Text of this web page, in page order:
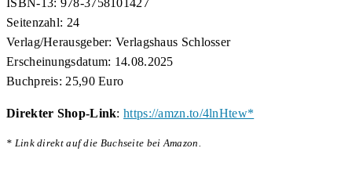
ISBN-13: 978-3758101427
Seitenzahl: 24
Verlag/Herausgeber: Verlagshaus Schlosser
Erscheinungsdatum: 14.08.2025
Buchpreis: 25,90 Euro
Direkter Shop-Link:https://amzn.to/4lnHtew*
* Link direkt auf die Buchseite bei Amazon.